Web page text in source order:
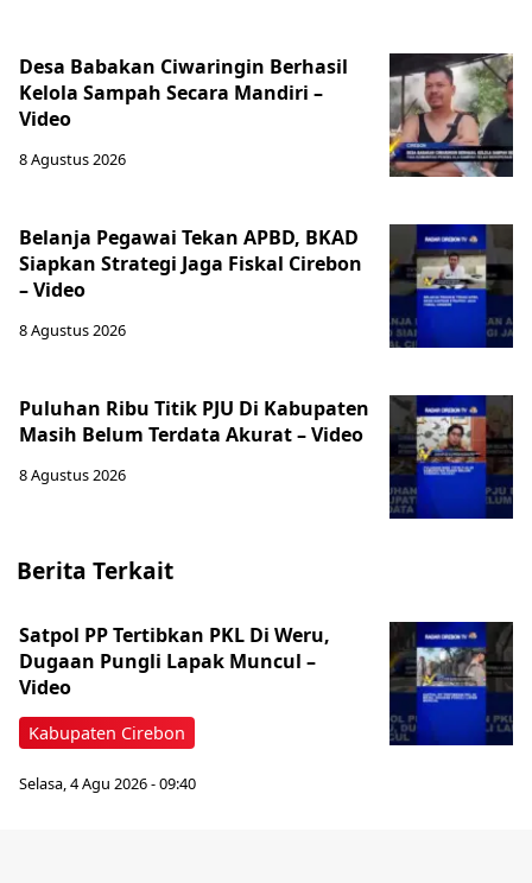
Desa Babakan Ciwaringin Berhasil
Kelola Sampah Secara Mandiri –
Video
8 Agustus 2026
‎Belanja Pegawai Tekan APBD, BKAD
Siapkan Strategi Jaga Fiskal Cirebon
– Video
8 Agustus 2026
‎Puluhan Ribu Titik PJU Di Kabupaten
Masih Belum Terdata Akurat – Video
8 Agustus 2026
Berita Terkait
Kabupaten Cirebon
Satpol PP Tertibkan PKL Di Weru,
Dugaan Pungli Lapak Muncul –
Video
Selasa, 4 Agu 2026 - 09:40